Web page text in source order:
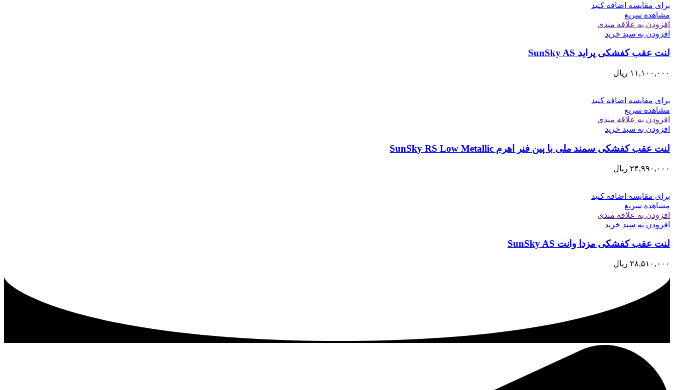
برای مقایسه اضافه کنید
مشاهده سریع
افزودن به علاقه مندی
افزودن به سبد خرید
لنت عقب کفشکی پرايد SunSky AS
۱۱,۱۰۰,۰۰۰ ریال
برای مقایسه اضافه کنید
مشاهده سریع
افزودن به علاقه مندی
افزودن به سبد خرید
لنت عقب کفشکی سمند ملی با پين فنر اهرم SunSky RS Low Metallic
۲۴,۹۹۰,۰۰۰ ریال
برای مقایسه اضافه کنید
مشاهده سریع
افزودن به علاقه مندی
افزودن به سبد خرید
لنت عقب کفشکی مزدا وانت SunSky AS
۲۸,۵۱۰,۰۰۰ ریال